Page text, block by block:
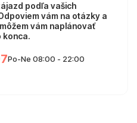
podľa vašich
vám na otázky a
vám naplánovať
konca.
Po-Ne 08:00 - 22:00